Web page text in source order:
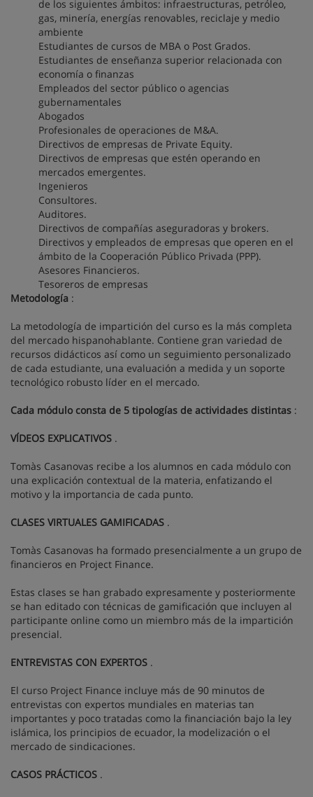
de los siguientes ámbitos: infraestructuras, petróleo,
gas, minería, energías renovables, reciclaje y medio
ambiente
Estudiantes de cursos de MBA o Post Grados.
Estudiantes de enseñanza superior relacionada con
economía o finanzas
Empleados del sector público o agencias
gubernamentales
Abogados
Profesionales de operaciones de M&A.
Directivos de empresas de Private Equity.
Directivos de empresas que estén operando en
mercados emergentes.
Ingenieros
Consultores.
Auditores.
Directivos de compañías aseguradoras y brokers.
Directivos y empleados de empresas que operen en el
ámbito de la Cooperación Público Privada (PPP).
Asesores Financieros.
Tesoreros de empresas
Metodología :
La metodología de impartición del curso es la más completa
del mercado hispanohablante. Contiene gran variedad de
recursos didácticos así como un seguimiento personalizado
de cada estudiante, una evaluación a medida y un soporte
tecnológico robusto líder en el mercado.
Cada módulo consta de 5 tipologías de actividades distintas :
VÍDEOS EXPLICATIVOS .
Tomàs Casanovas recibe a los alumnos en cada módulo con
una explicación contextual de la materia, enfatizando el
motivo y la importancia de cada punto.
CLASES VIRTUALES GAMIFICADAS .
Tomàs Casanovas ha formado presencialmente a un grupo de
financieros en Project Finance.
Estas clases se han grabado expresamente y posteriormente
se han editado con técnicas de gamificación que incluyen al
participante online como un miembro más de la impartición
presencial.
ENTREVISTAS CON EXPERTOS .
El curso Project Finance incluye más de 90 minutos de
entrevistas con expertos mundiales en materias tan
importantes y poco tratadas como la financiación bajo la ley
islámica, los principios de ecuador, la modelización o el
mercado de sindicaciones.
CASOS PRÁCTICOS .